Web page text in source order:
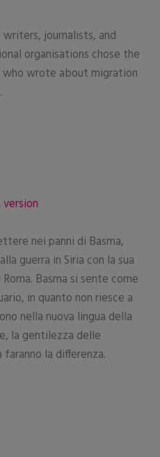
journalists, and
organisations chose the
who wrote about migration
nei panni di Basma,
guerra in Siria con la sua
Basma si sente come
in quanto non riesce a
nella nuova lingua della
la gentilezza delle
faranno la differenza.